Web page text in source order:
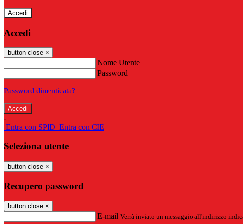
Accedi
Accedi
button close ×
Nome Utente
Password
Password dimenticata?
-
Entra con SPID Entra con CIE
Seleziona utente
button close ×
Recupero password
button close ×
E-mail Verrà inviato un messaggio all'indirizzo